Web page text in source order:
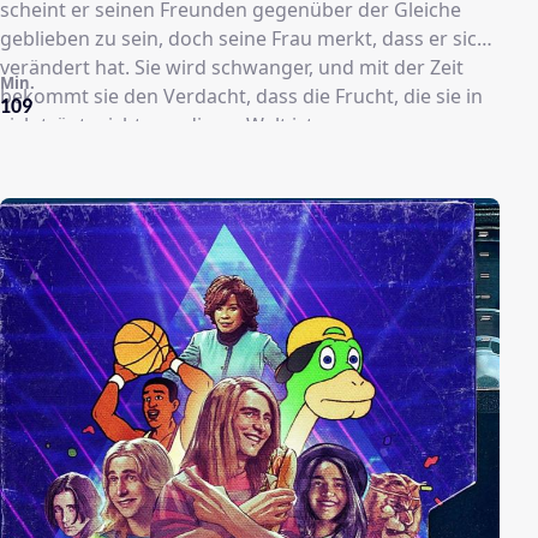
scheint er seinen Freunden gegenüber der Gleiche
geblieben zu sein, doch seine Frau merkt, dass er sich
verändert hat. Sie wird schwanger, und mit der Zeit
bekommt sie den Verdacht, dass die Frucht, die sie in
sich trägt, nicht von dieser Welt ist.
109
Min.